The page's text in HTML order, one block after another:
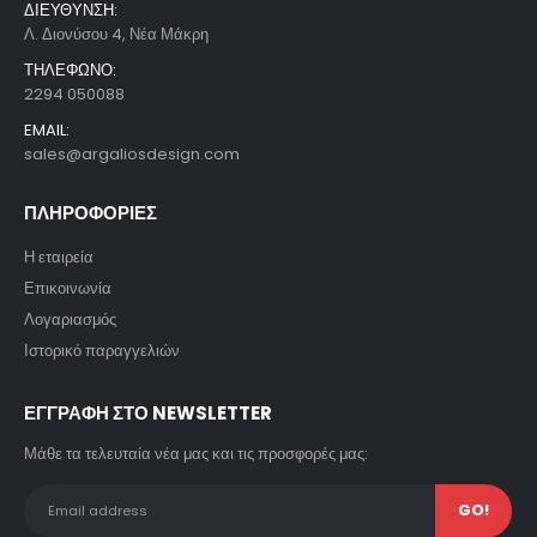
ΔΙΕΥΘΥΝΣΗ:
Λ. Διονύσου 4, Νέα Μάκρη
ΤΗΛΕΦΩΝΟ:
2294 050088
EMAIL:
sales@argaliosdesign.com
ΠΛΗΡΟΦΟΡΙΕΣ
Η εταιρεία
Επικοινωνία
Λογαριασμός
Ιστορικό παραγγελιών
ΕΓΓΡΑΦΗ ΣΤΟ NEWSLETTER
Μάθε τα τελευταία νέα μας και τις προσφορές μας: